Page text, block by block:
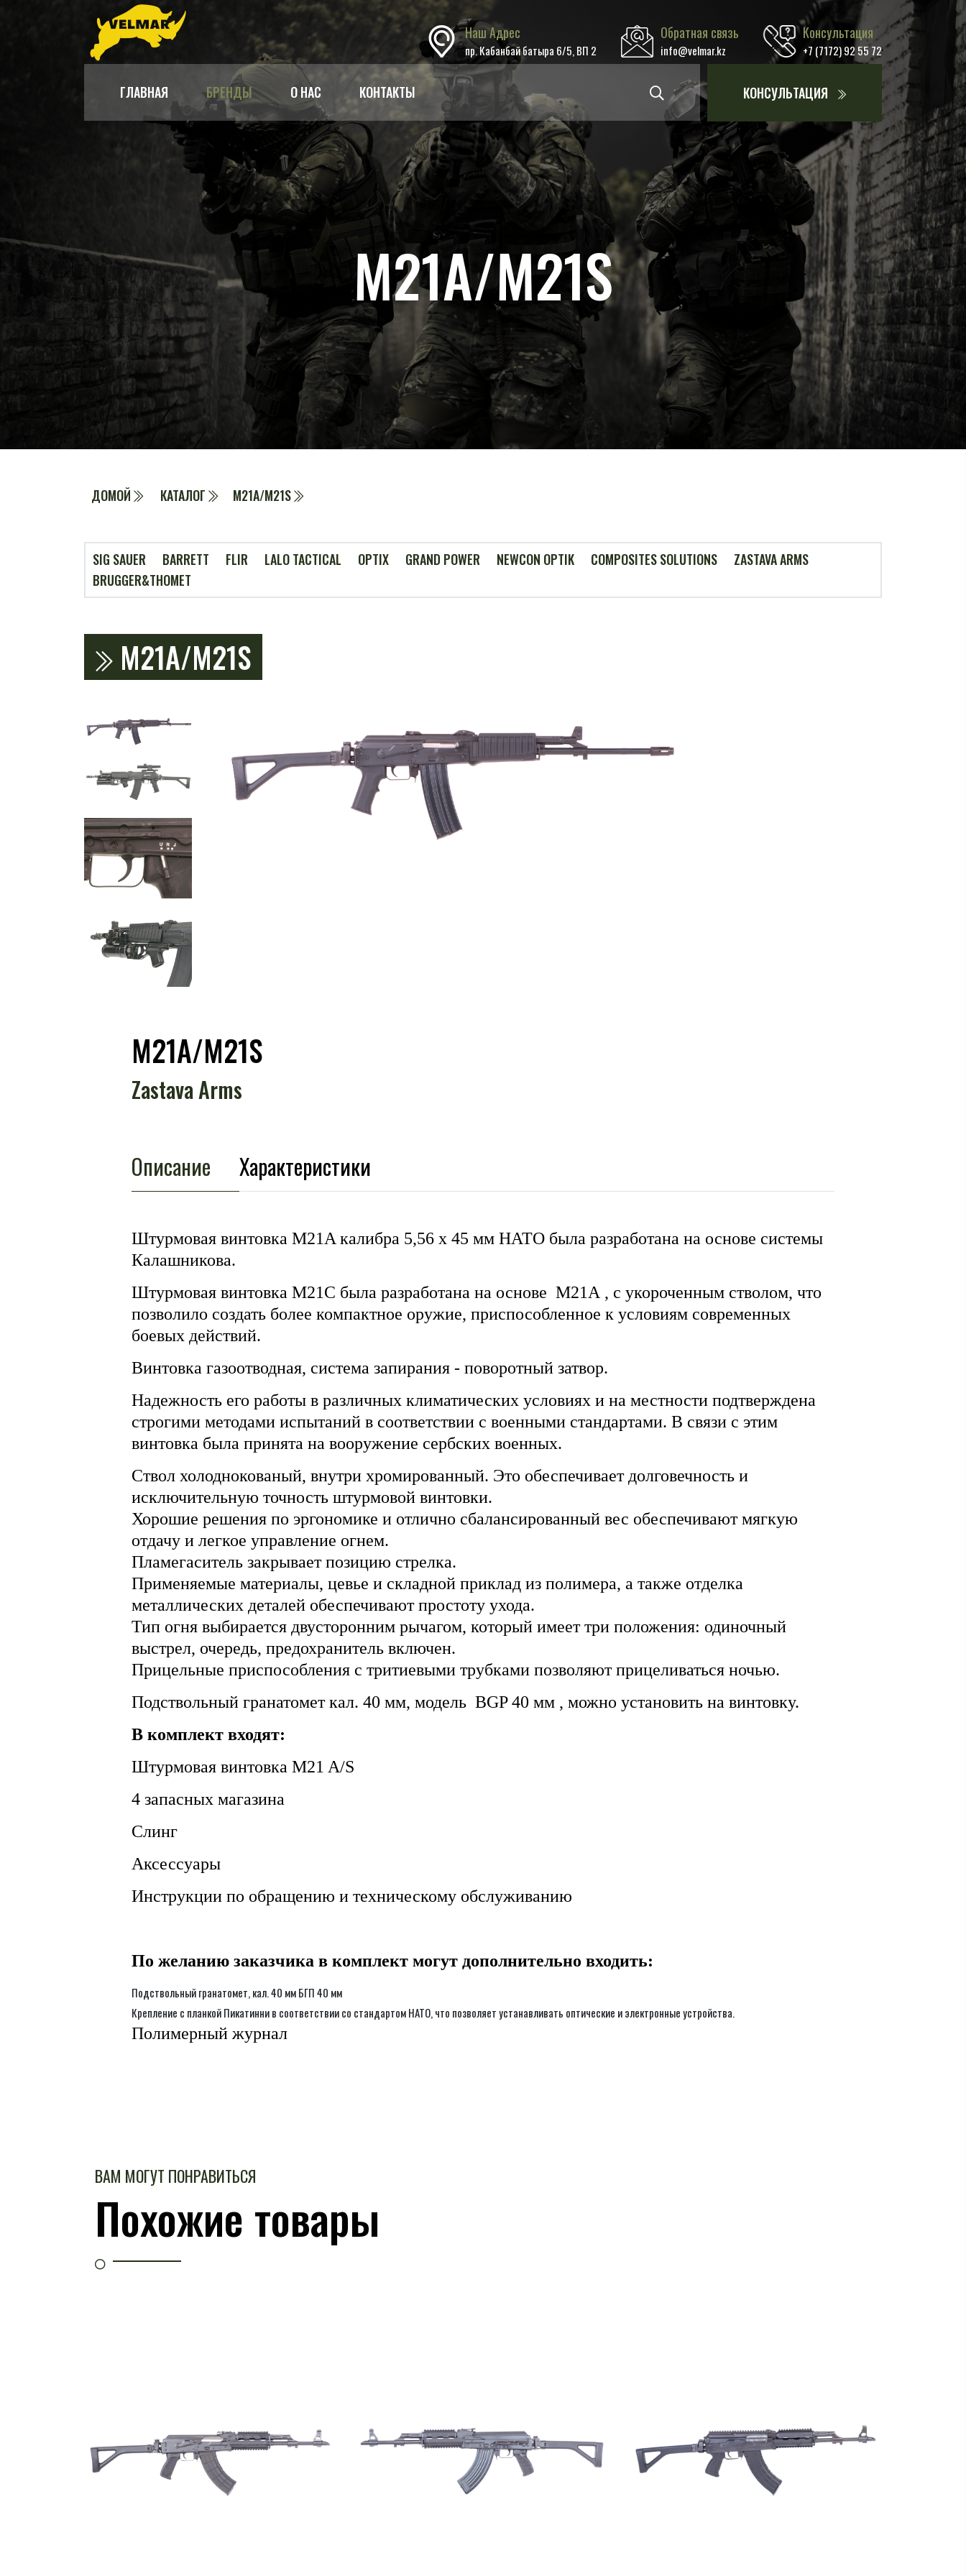
Наш Адрес
пр. Кабанбай батыра 6/5, ВП 2
Обратная связь
info@velmar.kz
Консультация
+7 (7172) 92 55 72
КОНСУЛЬТАЦИЯ
ГЛАВНАЯ БРЕНДЫ О НАС КОНТАКТЫ
M21A/M21S
ДОМОЙ КАТАЛОГ M21A/M21S
SIG SAUER BARRETT FLIR LALO TACTICAL OPTIX GRAND POWER NEWCON OPTIK COMPOSITES SOLUTIONS
ZASTAVA ARMS
BRUGGER&THOMET
M21A/M21S
M21A/M21S
Zastava Arms
Описание Характеристики
Штурмовая винтовка M21A калибра 5,56 x 45 мм НАТО была разработана на основе системы
Калашникова.
Штурмовая винтовка М21С была разработана на основе М21А , с укороченным стволом, что
позволило создать более компактное оружие, приспособленное к условиям современных
боевых действий.
Винтовка газоотводная, система запирания - поворотный затвор.
Надежность его работы в различных климатических условиях и на местности подтверждена
строгими методами испытаний в соответствии с военными стандартами. В связи с этим
винтовка была принята на вооружение сербских военных.
Ствол холоднокованый, внутри хромированный. Это обеспечивает долговечность и
исключительную точность штурмовой винтовки.
Хорошие решения по эргономике и отлично сбалансированный вес обеспечивают мягкую
отдачу и легкое управление огнем.
Пламегаситель закрывает позицию стрелка.
Применяемые материалы, цевье и складной приклад из полимера, а также отделка
металлических деталей обеспечивают простоту ухода.
Тип огня выбирается двусторонним рычагом, который имеет три положения: одиночный
выстрел, очередь, предохранитель включен.
Прицельные приспособления с тритиевыми трубками позволяют прицеливаться ночью.
Подствольный гранатомет кал. 40 мм, модель BGP 40 мм , можно установить на винтовку.
В комплект входят:
Штурмовая винтовка M21 A/S
4 запасных магазина
Слинг
Аксессуары
Инструкции по обращению и техническому обслуживанию
По желанию заказчика в комплект могут дополнительно входить:
Подствольный гранатомет, кал. 40 мм БГП 40 мм
Крепление с планкой Пикатинни в соответствии со стандартом НАТО, что позволяет устанавливать оптические и электронные устройства.
Полимерный журнал
ВАМ МОГУТ ПОНРАВИТЬСЯ
Похожие товары